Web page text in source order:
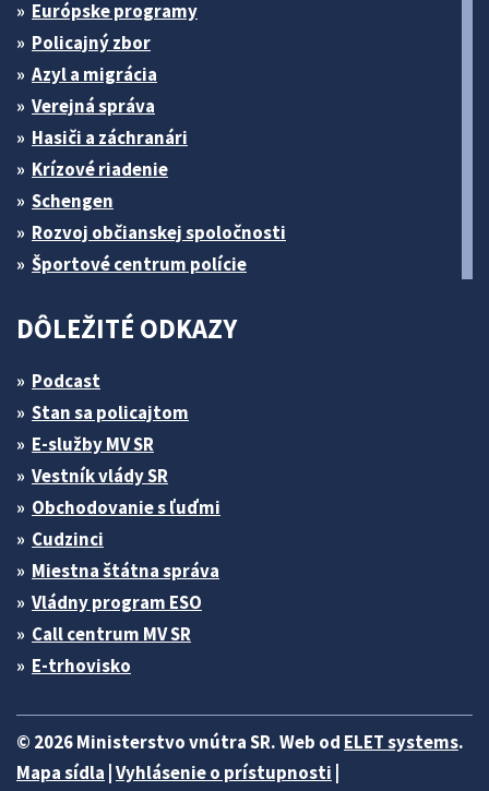
Európske programy
Policajný zbor
Azyl a migrácia
Verejná správa
Hasiči a záchranári
Krízové riadenie
Schengen
Rozvoj občianskej spoločnosti
Športové centrum polície
DÔLEŽITÉ ODKAZY
Podcast
Stan sa policajtom
E-služby MV SR
Vestník vlády SR
Obchodovanie s ľuďmi
Cudzinci
Miestna štátna správa
Vládny program ESO
Call centrum MV SR
E-trhovisko
© 2026 Ministerstvo vnútra SR. Web od ELET systems.
Mapa sídla Vyhlásenie o prístupnosti